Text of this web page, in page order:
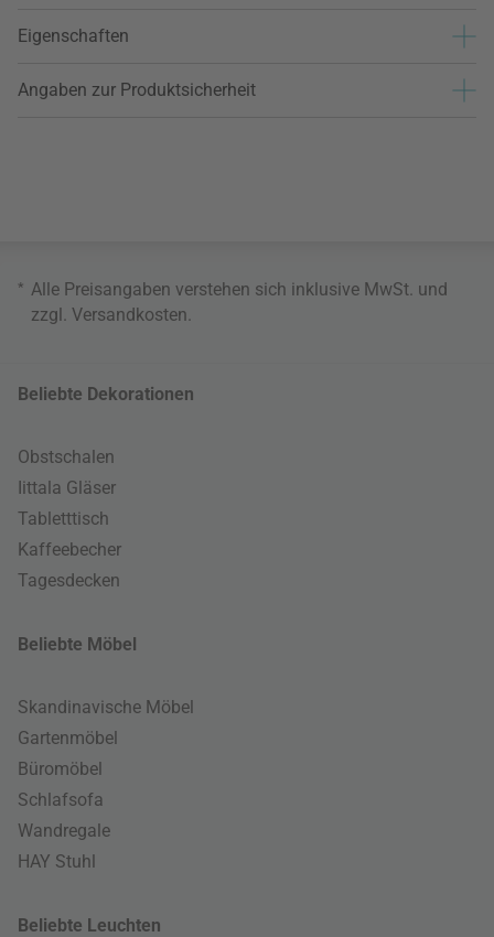
Eigenschaften
Angaben zur Produktsicherheit
* Alle Preisangaben verstehen sich inklusive MwSt. und
zzgl. Versandkosten
Beliebte Dekorationen
Obstschalen
Iittala Gläser
Tabletttisch
Kaffeebecher
Tagesdecken
Beliebte Möbel
Skandinavische Möbel
Gartenmöbel
Büromöbel
Schlafsofa
Wandregale
HAY Stuhl
Beliebte Leuchten